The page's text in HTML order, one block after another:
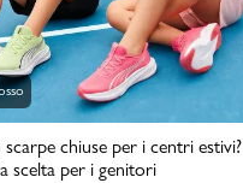
scarpe chiuse per i centri estivi?
scelta per i genitori